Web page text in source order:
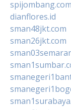
spijombang.com
dianflores.id
sman48jkt.com
sman26jkt.com